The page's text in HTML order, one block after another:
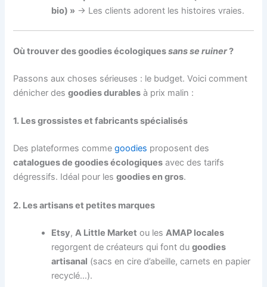
bio) » → Les clients adorent les histoires vraies.
Où trouver des goodies écologiquessans se ruiner?
Passons aux choses sérieuses : le budget. Voici comment
dénicher desgoodies durables à prix malin :
1. Les grossistes et fabricants spécialisés
Des plateformes commegoodies proposent des
catalogues de goodies écologiques avec des tarifs
dégressifs. Idéal pour lesgoodies en gros.
2. Les artisans et petites marques
Etsy, A Little Market ou les AMAP locales
regorgent de créateurs qui font dugoodies
artisanal (sacs en cire d’abeille, carnets en papier
recyclé…).